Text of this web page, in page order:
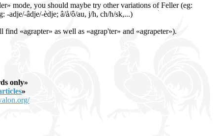
mode, you should maybe try other variations of Feller (eg:
-adje/-âdje/-èdje; â/å/ô/au, j/h, ch/h/sk,...)
«agrapter» as well as «agrap'ter» and «agrapeter»).
only»
»